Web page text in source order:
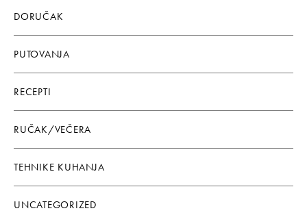
DORUČAK
PUTOVANJA
RECEPTI
RUČAK/VEČERA
TEHNIKE KUHANJA
UNCATEGORIZED